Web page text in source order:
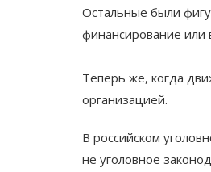
Остальные были
финансирование или
Теперь же, когда
организацией.
В российском
не уголовное